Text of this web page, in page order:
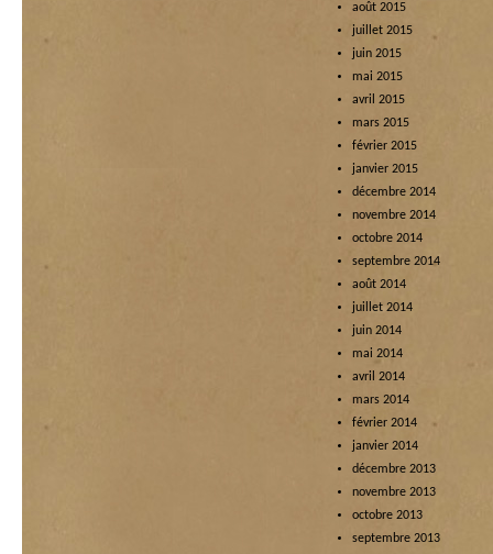
août 2015
juillet 2015
juin 2015
mai 2015
avril 2015
mars 2015
février 2015
janvier 2015
décembre 2014
novembre 2014
octobre 2014
septembre 2014
août 2014
juillet 2014
juin 2014
mai 2014
avril 2014
mars 2014
février 2014
janvier 2014
décembre 2013
novembre 2013
octobre 2013
septembre 2013